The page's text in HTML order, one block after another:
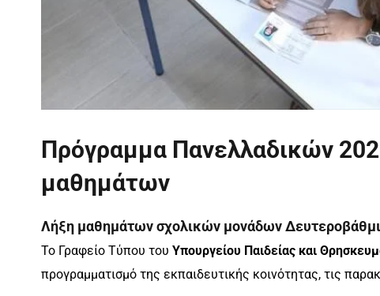
Πρόγραμμα Πανελλαδικών
μαθημάτων
Λήξη μαθημάτων σχολικών μονάδων
Το Γραφείο Τύπου του Υπουργείου Παιδείας και
προγραμματισμό της εκπαιδευτικής κοινότητας, τις